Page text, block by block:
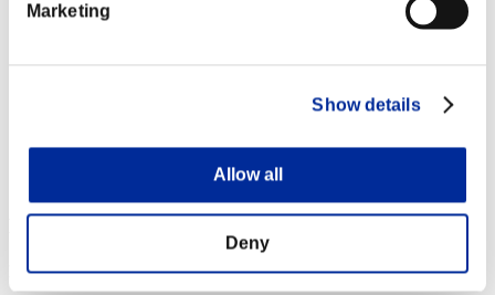
Marketing
Show details
Allow all
Deny
Abschnitte abgeschlossen: 30 oder mehr
Event-Belohnungen
Nach Leistung